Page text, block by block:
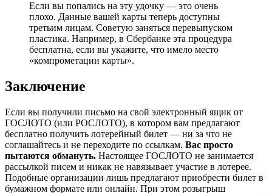
Если вы попались на эту удочку — это очень
плохо. Данные вашей карты теперь доступны
третьим лицам. Советую заняться перевыпуском
пластика. Например, в Сбербанке эта процедура
бесплатна, если вы укажите, что имело место
«компрометации карты».
Заключение
Если вы получили письмо на свой электронный ящик от
ГОСЛОТО (или РОСЛОТО), в котором вам предлагают
бесплатно получить лотерейный билет — ни за что не
соглашайтесь и не переходите по ссылкам. Вас просто
пытаются обмануть. Настоящее ГОСЛОТО не занимается
рассылкой писем и никак не навязывает участие в лотерее.
Подобные организации лишь предлагают приобрести билет в
бумажном формате или онлайн. При этом розыгрыш